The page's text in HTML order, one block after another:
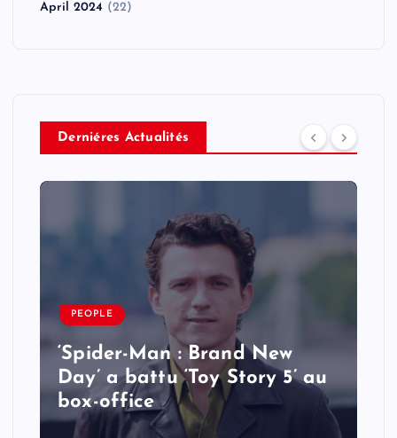
April 2024 (22)
Derniéres Actualités
PEOPLE
‘Spider-Man : Brand New
Day’ a battu ‘Toy Story 5’ au
box-office